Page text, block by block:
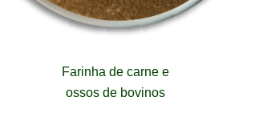
Farinha de carne e
ossos de bovinos